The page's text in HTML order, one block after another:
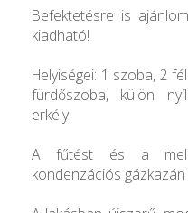
Befektetésre is
kiadható!
Helyiségei: 1 szoba, 2
fürdőszoba, külön
erkély.
A fűtést és a
kondenzációs